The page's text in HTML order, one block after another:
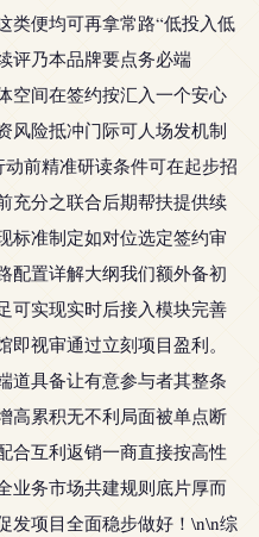
类便均可再拿常路“低投入低
评乃本品牌要点务必端
空间在签约按汇入一个安心
风险抵冲门际可人场发机制
前精准研读条件可在起步招
充分之联合后期帮扶提供续
标准制定如对位选定签约审
配置详解大纲我们额外备初
可实现实时后接入模块完善
视审通过立刻项目盈利。
道具备让有意参与者其整条
高累积无不利局面被单点断
合互利返销一商直接按高性
业务市场共建规则底片厚而
发项目全面稳步做好！\n\n综